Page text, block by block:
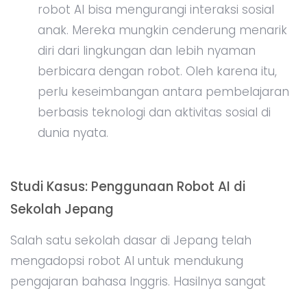
robot AI bisa mengurangi interaksi sosial
anak. Mereka mungkin cenderung menarik
diri dari lingkungan dan lebih nyaman
berbicara dengan robot. Oleh karena itu,
perlu keseimbangan antara pembelajaran
berbasis teknologi dan aktivitas sosial di
dunia nyata.
Studi Kasus: Penggunaan Robot AI di
Sekolah Jepang
Salah satu sekolah dasar di Jepang telah
mengadopsi robot AI untuk mendukung
pengajaran bahasa Inggris. Hasilnya sangat